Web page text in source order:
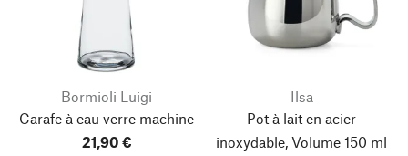
Bormioli Luigi
Carafe à eau verre machine
21,90 €
Ilsa
Pot à lait en acier
inoxydable, Volume 150 ml